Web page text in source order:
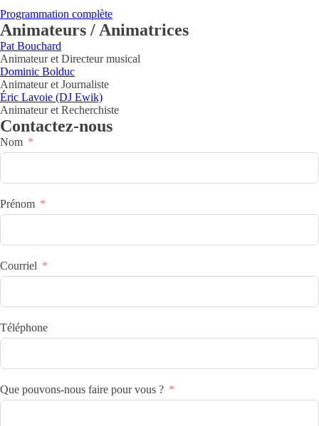
Programmation complète
Animateurs / Animatrices
Pat Bouchard
Animateur et Directeur musical
Dominic Bolduc
Animateur et Journaliste
Éric Lavoie (DJ Ewik)
Animateur et Recherchiste
Contactez-nous
Nom
Prénom
Courriel
Téléphone
Que pouvons-nous faire pour vous ?